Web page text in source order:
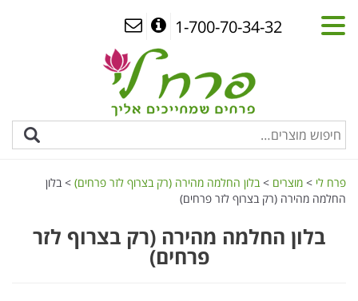
1-700-70-34-32
פרח לי > מוצרים >בלון החלמה מהירה (רק בצרוף לזר פרחים) >בלון
החלמה מהירה (רק בצרוף לזר פרחים)
בלון החלמה מהירה (רק בצרוף לזר
פרחים)